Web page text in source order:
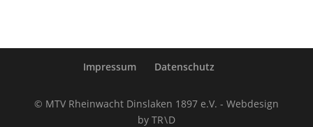
Impressum Datenschutz
© MTV Rheinwacht Dinslaken 1897 e.V. - Webdesign
by TR \ D